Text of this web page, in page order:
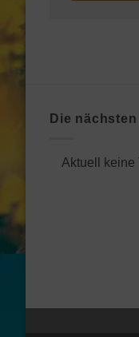
Die
Aktuell keine